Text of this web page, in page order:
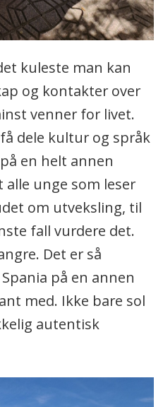
kuleste man kan
og kontakter over
venner for livet.
dele kultur og språk
en helt annen
alle unge som leser
om utveksling, til
fall vurdere det.
Det er så
på en annen
med. Ikke bare sol
autentisk